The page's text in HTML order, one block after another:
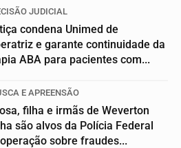
JUDICIAL
condena Unimed de
e garante continuidade da
ABA para pacientes com...
E APREENSÃO
filha e irmãs de Weverton
são alvos da Polícia Federal
sobre fraudes...